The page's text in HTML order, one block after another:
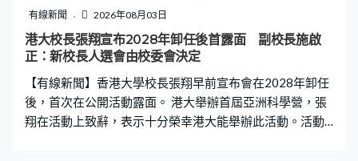
表示會積極準備提交牌照申請，繼續與政府及各持份者保
持建設性合作，期望建立務實、適時，並以數據驅動的檢
討機制，確保有關制度能與時並進，將全力支援司機。滴
多項服務保障措施，包括提供24小
有線新聞 2026年08月03日
港大校長張翔宣布2028年卸任後首露面 副校長施啟
正：新校長人選會由校委會決定
【有線新聞】香港大學校長張翔早前宣布會在2028年卸任
後，首次在公開活動露面。 港大舉辦首屆亞洲科學營，張
翔在活動上致辭，表示十分榮幸港大能舉辦此活動。活動